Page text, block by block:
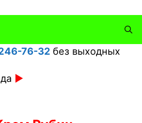
76-32 без выходных
►